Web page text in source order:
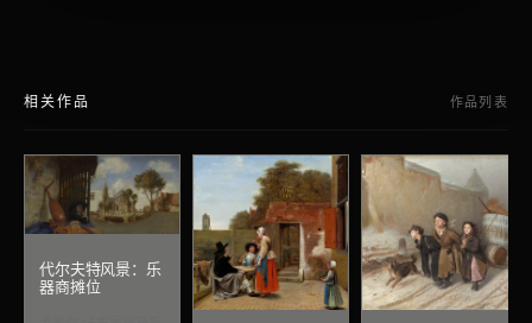
相关作品 作品列表
代尔夫特风景：乐
器商摊位